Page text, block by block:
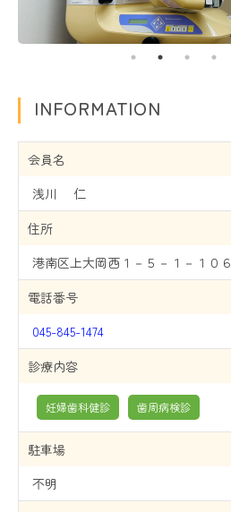
INFORMATION
会員名
浅川 仁
住所
港南区上大岡西１－５－１－１０６
電話番号
045-845-1474
診療内容
妊婦歯科健診 歯周病検診
駐車場
不明